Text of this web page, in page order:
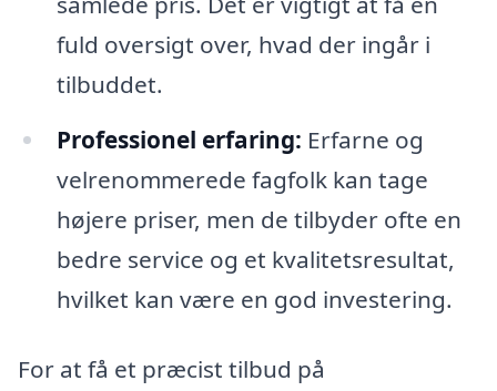
fuld oversigt over, hvad der ingår i
tilbuddet.
Professionel erfaring: Erfarne og
velrenommerede fagfolk kan tage
højere priser, men de tilbyder ofte en
bedre service og et kvalitetsresultat,
hvilket kan være en god investering.
For at få et præcist tilbud på